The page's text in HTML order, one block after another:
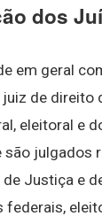
dos
em geral
de direito
eleitoral e
são julgados
Justiça e
federais,